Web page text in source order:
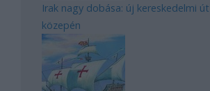
Irak nagy dobása: új kereskedelmi
közepén